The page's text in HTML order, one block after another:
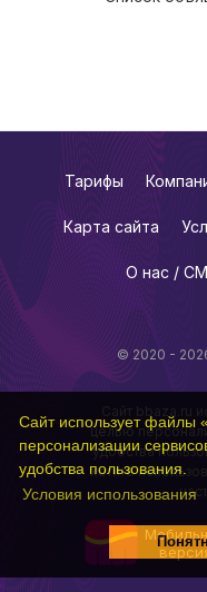
Сайт использует файлы
персонализации
удобства пользования.
Условия использования
© 2020 -
Сайт bbaza.ru
целью
удобства
хотите
Тарифы
Карта сайта
О нас /